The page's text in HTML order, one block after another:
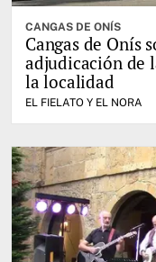
CANGAS DE ONÍS
Cangas de Onís
adjudicación de
la localidad
EL FIELATO Y EL NORA